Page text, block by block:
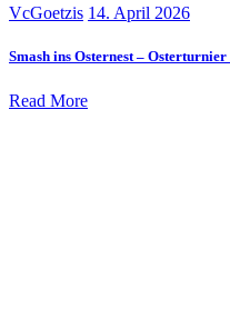
VcGoetzis 14. April 2026
Smash ins Osternest –
Read More